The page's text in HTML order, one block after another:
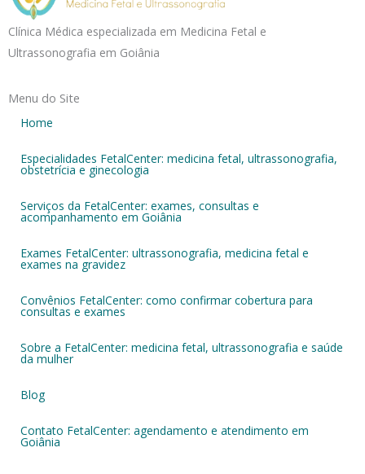
Clínica Médica especializada em Medicina Fetal e
Ultrassonografia em Goiânia
Menu do Site
Home
Especialidades FetalCenter: medicina fetal, ultrassonografia,
obstetrícia e ginecologia
Serviços da FetalCenter: exames, consultas e
acompanhamento em Goiânia
Exames FetalCenter: ultrassonografia, medicina fetal e
exames na gravidez
Convênios FetalCenter: como confirmar cobertura para
consultas e exames
Sobre a FetalCenter: medicina fetal, ultrassonografia e saúde
da mulher
Blog
Contato FetalCenter: agendamento e atendimento em
Goiânia